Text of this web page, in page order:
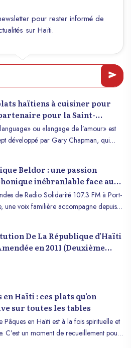
plages des Caraïbes. Des étendues
bordées de cocotiers aux criques
isolées, Haïti offre une diversité de
ci-dessous une sélection des plus belles
pays, chacune offrant une expérience
pour rester informé de
sur Haïti.
haïtiens à cuisiner pour
pour la Saint-
ou «langage de l’amour» est
développé par Gary Chapman, qui
l’amour, dont les Cadeaux et les Actes
Si tu te reconnais dans ces langages,
5 des plats haïtiens parfaits pour la
Préparez-vous à régaler votre
Beldor : une passion
inébranlable face aux
de Radio Solidarité 107.3 FM à Port-
une voix familière accompagne depuis
À travers son émission musicale
diffusée en semaine puis désormais
2024, Dominique continue son
distance avec la même énergie. Diffusé
son show garde intacte sa vocation :
la culture haïtienne à travers le monde
De La République d’Haïti
en 2011 (Deuxième
en Haïti : ces plats qu’on
sur toutes les tables
Pâques en Haïti est à la fois spirituelle et
C’est un moment de recueillement pour